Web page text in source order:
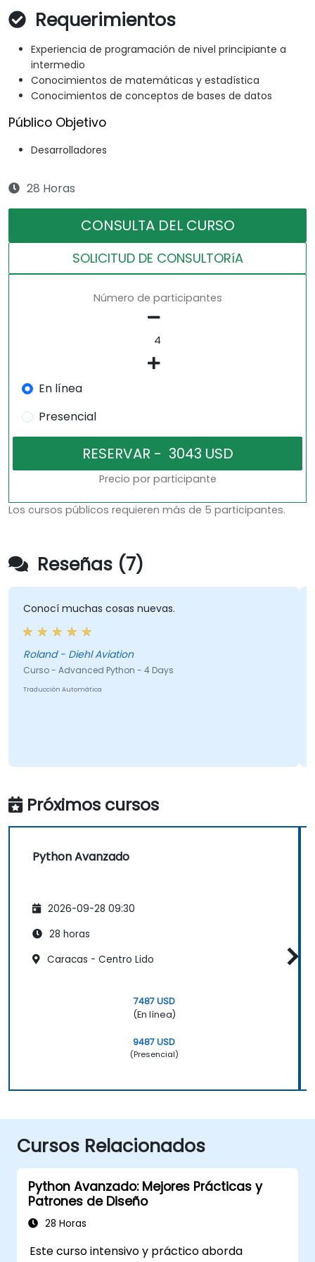
Requerimientos
Experiencia de programación de nivel principiante a
intermedio
Conocimientos de matemáticas y estadística
Conocimientos de conceptos de bases de datos
Público Objetivo
Desarrolladores
28 Horas
CONSULTA DEL CURSO
SOLICITUD DE CONSULTORíA
Número de participantes
En línea
Presencial
Precio por participante
Los cursos públicos requieren más de 5 participantes.
Reseñas (7)
Conocí muchas cosas nuevas.
Roland - Diehl Aviation
Curso - Advanced Python - 4 Days
Traducción Automática
Próximos cursos
Python Avanzado
2026-09-28 09:30
28 horas
Caracas - Centro Lido
7487 USD
(En línea)
9487 USD
(Presencial)
Cursos Relacionados
Python Avanzado: Mejores Prácticas y
Patrones de Diseño
28 Horas
Este curso intensivo y práctico aborda